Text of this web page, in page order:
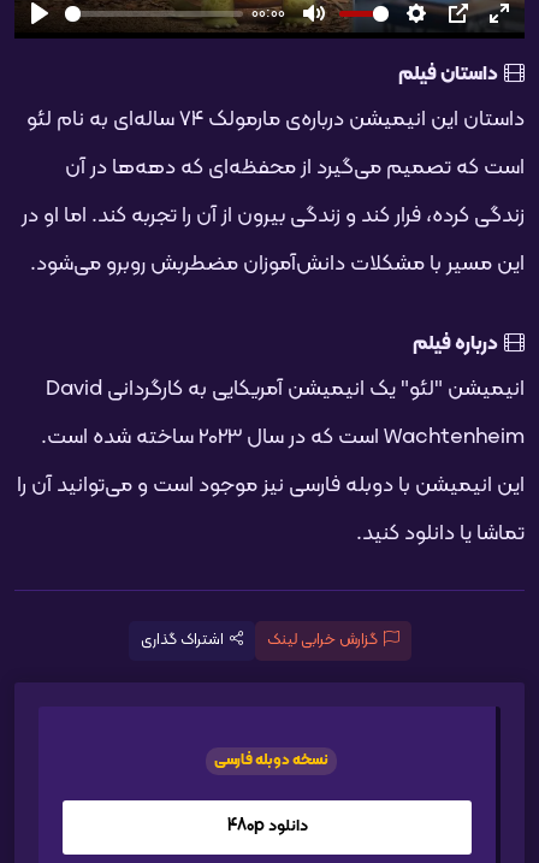
شروع
00:00
بی‌صدا تنظیمات
PIP تمام
داستان فیلم
داستان این انیمیشن درباره‌ی مارمولک ۷۴ ساله‌ای به نام لئو
است که تصمیم می‌گیرد از محفظه‌ای که دهه‌ها در آن
زندگی کرده، فرار کند و زندگی بیرون از آن را تجربه کند. اما او در
این مسیر با مشکلات دانش‌آموزان مضطربش روبرو می‌شود.
درباره فیلم
انیمیشن "لئو" یک انیمیشن آمریکایی به کارگردانی David
Wachtenheim است که در سال 2023 ساخته شده است.
این انیمیشن با دوبله فارسی نیز موجود است و می‌توانید آن را
تماشا یا دانلود کنید.
گزارش خرابی لینک اشتراک گذاری
نسخه دوبله فارسی
دانلود 480p